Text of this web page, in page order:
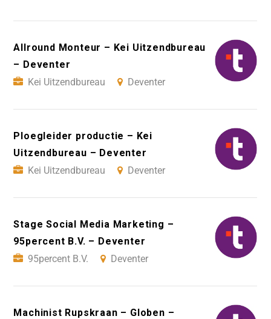
Allround Monteur – Kei Uitzendbureau
– Deventer
Kei Uitzendbureau
Deventer
Ploegleider productie – Kei
Uitzendbureau – Deventer
Kei Uitzendbureau
Deventer
Stage Social Media Marketing –
95percent B.V. – Deventer
95percent B.V.
Deventer
Machinist Rupskraan – Globen –